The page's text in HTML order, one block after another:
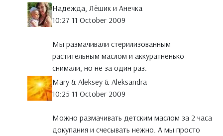
Надежда, Лёшик и Анечка
10:27 11 October 2009
Мы размачивали стерилизованным
растительным маслом и аккуратненько
снимали, но не за один раз.
Mary & Aleksey & Aleksandra
10:25 11 October 2009
Можно размачивать детским маслом за 2 часа
докупания и счесывать нежно. А мы просто